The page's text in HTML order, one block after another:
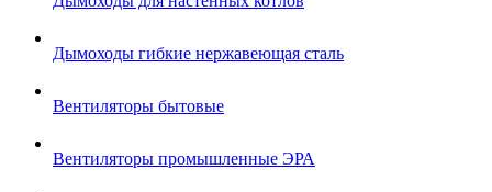
Дымоходы гибкие нержавеющая сталь
Вентиляторы бытовые
Вентиляторы промышленные ЭРА